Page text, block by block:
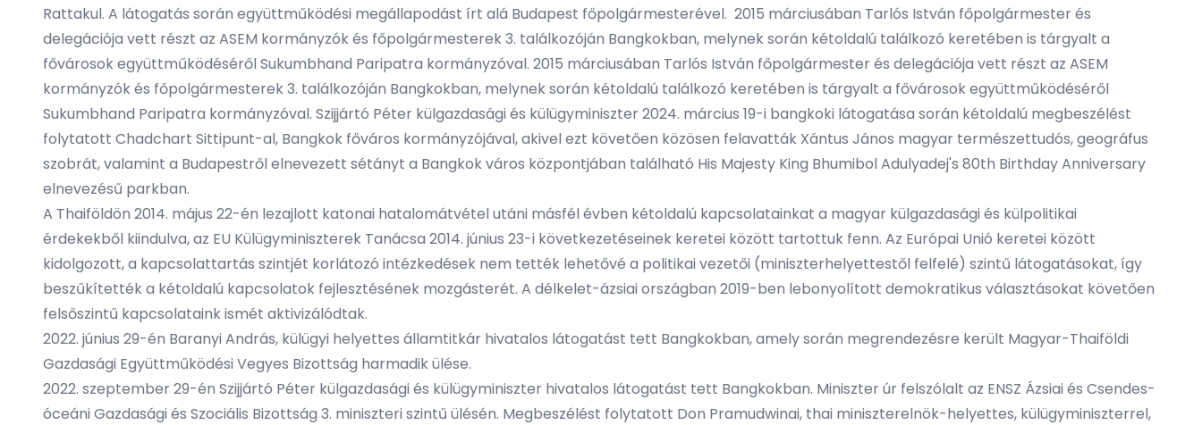
Rattakul. A látogatás során együttműködési megállapodást írt alá Budapest főpolgármesterével. 2015 márciusában Tarlós István főpolgármester és
delegációja vett részt az ASEM kormányzók és főpolgármesterek 3. találkozóján Bangkokban, melynek során kétoldalú találkozó keretében is tárgyalt a
fővárosok együttműködéséről Sukumbhand Paripatra kormányzóval. 2015 márciusában Tarlós István főpolgármester és delegációja vett részt az ASEM
kormányzók és főpolgármesterek 3. találkozóján Bangkokban, melynek során kétoldalú találkozó keretében is tárgyalt a fővárosok együttműködéséről
Sukumbhand Paripatra kormányzóval. Szijjártó Péter külgazdasági és külügyminiszter 2024. március 19-i bangkoki látogatása során kétoldalú megbeszélést
folytatott Chadchart Sittipunt-al, Bangkok főváros kormányzójával, akivel ezt követően közösen felavatták Xántus János magyar természettudós, geográfus
szobrát, valamint a Budapestről elnevezett sétányt a Bangkok város központjában található His Majesty King Bhumibol Adulyadej's 80th Birthday Anniversary
elnevezésű parkban.
A Thaiföldön 2014. május 22-én lezajlott katonai hatalomátvétel utáni másfél évben kétoldalú kapcsolatainkat a magyar külgazdasági és külpolitikai
érdekekből kiindulva, az EU Külügyminiszterek Tanácsa 2014. június 23-i következetéseinek keretei között tartottuk fenn. Az Európai Unió keretei között
kidolgozott, a kapcsolattartás szintjét korlátozó intézkedések nem tették lehetővé a politikai vezetői (miniszterhelyettestől felfelé) szintű látogatásokat, így
beszűkítették a kétoldalú kapcsolatok fejlesztésének mozgásterét. A délkelet-ázsiai országban 2019-ben lebonyolított demokratikus választásokat követően
felsőszintű kapcsolataink ismét aktivizálódtak.
2022. június 29-én Baranyi András, külügyi helyettes államtitkár hivatalos látogatást tett Bangkokban, amely során megrendezésre került Magyar-Thaiföldi
Gazdasági Együttműködési Vegyes Bizottság harmadik ülése.
2022. szeptember 29-én Szijjártó Péter külgazdasági és külügyminiszter hivatalos látogatást tett Bangkokban. Miniszter úr felszólalt az ENSZ Ázsiai és Csendes-
óceáni Gazdasági és Szociális Bizottság 3. miniszteri szintű ülésén. Megbeszélést folytatott Don Pramudwinai, thai miniszterelnök-helyettes, külügyminiszterrel,